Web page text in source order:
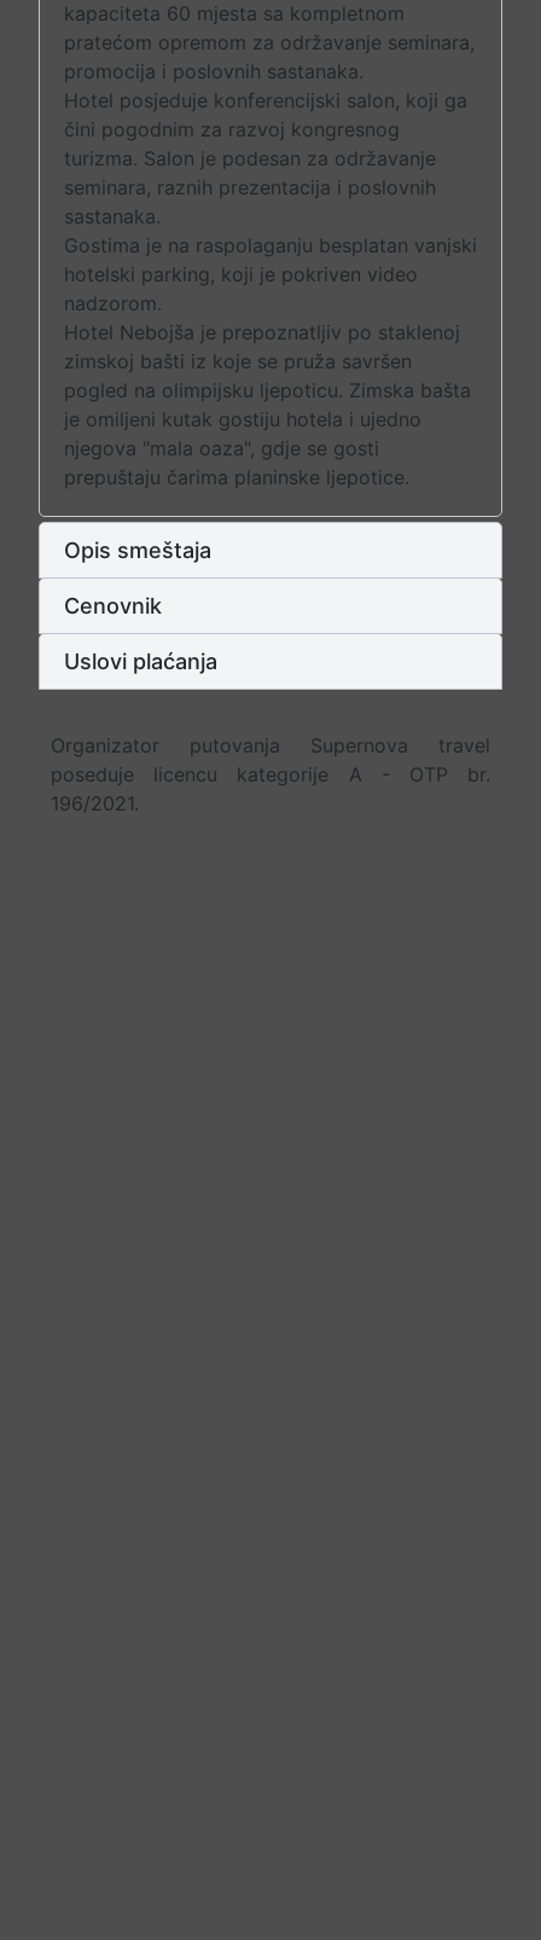
kapaciteta 60 mjesta sa kompletnom
pratećom opremom za održavanje seminara,
promocija i poslovnih sastanaka.
Hotel posjeduje konferencijski salon, koji ga
čini pogodnim za razvoj kongresnog
turizma. Salon je podesan za održavanje
seminara, raznih prezentacija i poslovnih
sastanaka.
Gostima je na raspolaganju besplatan vanjski
hotelski parking, koji je pokriven video
nadzorom.
Hotel Nebojša je prepoznatljiv po staklenoj
zimskoj bašti iz koje se pruža savršen
pogled na olimpijsku ljepoticu. Zimska bašta
je omiljeni kutak gostiju hotela i ujedno
njegova "mala oaza", gdje se gosti
prepuštaju čarima planinske ljepotice.
Opis smeštaja
Cenovnik
Uslovi plaćanja
Organizator putovanja Supernova travel
poseduje licencu kategorije A - OTP br.
196/2021.